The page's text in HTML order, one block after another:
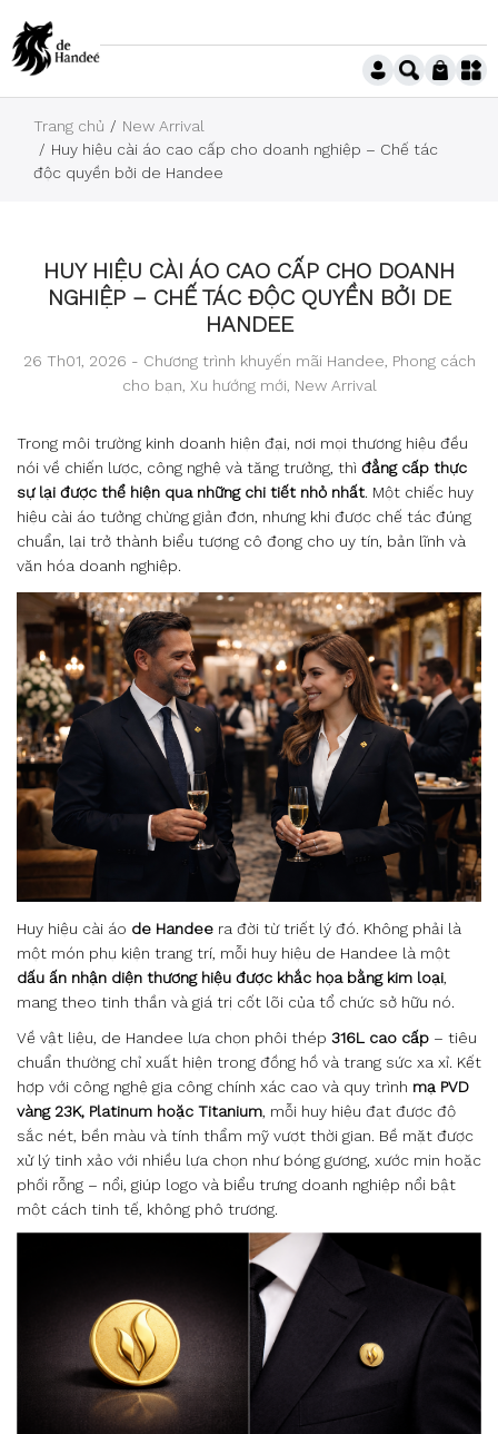
Trang chủ
New Arrival
Huy hiệu cài áo cao cấp cho doanh nghiệp – Chế tác
độc quyền bởi de Handee
HUY HIỆU CÀI ÁO CAO CẤP CHO DOANH
NGHIỆP – CHẾ TÁC ĐỘC QUYỀN BỞI DE
HANDEE
26 Th01, 2026 - Chương trình khuyến mãi Handee Phong cách
cho bạn Xu hướng mới New Arrival
Trong môi trường kinh doanh hiện đại, nơi mọi thương hiệu đều
nói về chiến lược, công nghệ và tăng trưởng, thì đẳng cấp thực
sự lại được thể hiện qua những chi tiết nhỏ nhất. Một chiếc huy
hiệu cài áo tưởng chừng giản đơn, nhưng khi được chế tác đúng
chuẩn, lại trở thành biểu tượng cô đọng cho uy tín, bản lĩnh và
văn hóa doanh nghiệp.
Huy hiệu cài áo de Handee ra đời từ triết lý đó. Không phải là
một món phụ kiện trang trí, mỗi huy hiệu de Handee là một
dấu ấn nhận diện thương hiệu được khắc họa bằng kim loại,
mang theo tinh thần và giá trị cốt lõi của tổ chức sở hữu nó.
Về vật liệu, de Handee lựa chọn phôi thép 316L cao cấp – tiêu
chuẩn thường chỉ xuất hiện trong đồng hồ và trang sức xa xỉ. Kết
hợp với công nghệ gia công chính xác cao và quy trình mạ PVD
vàng 23K, Platinum hoặc Titanium, mỗi huy hiệu đạt được độ
sắc nét, bền màu và tính thẩm mỹ vượt thời gian. Bề mặt được
xử lý tinh xảo với nhiều lựa chọn như bóng gương, xước mịn hoặc
phối rỗng – nổi, giúp logo và biểu trưng doanh nghiệp nổi bật
một cách tinh tế, không phô trương.